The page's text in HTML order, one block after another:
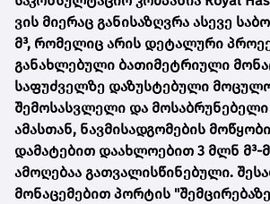
ვის მიერაც განისაზღვრა ასევე
მ³, რომელიც არის დეტალური
განახლებული ბათიმეტრიული
საფუძველზე დაზუსტებული
შემოსასვლელი და მოსაბრუნებელი
ამასთან, ნავმისადგომების
დამატებით დაახლოებით 3 მლნ მ³-
ამოღებაა გათვალისწინებული.
მონაცემებით პორტის